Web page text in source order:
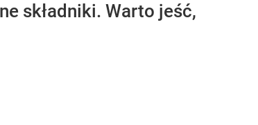
składniki. Warto jeść,